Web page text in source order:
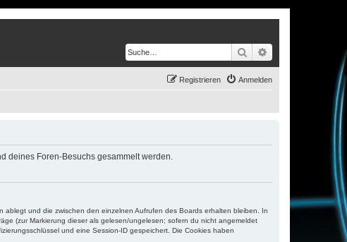
Suche
Anmelden
Registrieren
deines Foren-Besuchs gesammelt werden.
ablegt und die zwischen den einzelnen Aufrufen des Boards erhalten bleiben. In
(zur Markierung dieser als gelesen/ungelesen; sofern du nicht angemeldet
und eine Session-ID gespeichert. Die Cookies haben